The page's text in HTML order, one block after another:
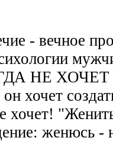
- вечное
НЕ ХОЧЕТ
хочет
хочет!
женюсь